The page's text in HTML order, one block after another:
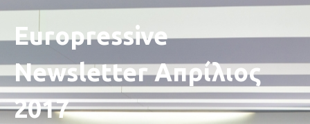
Europressive
Newsletter Απρίλιος
2017